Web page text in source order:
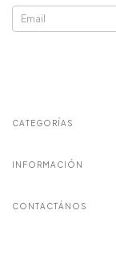
CATEGORÍAS
INFORMACIÓN
CONTACTÁNOS